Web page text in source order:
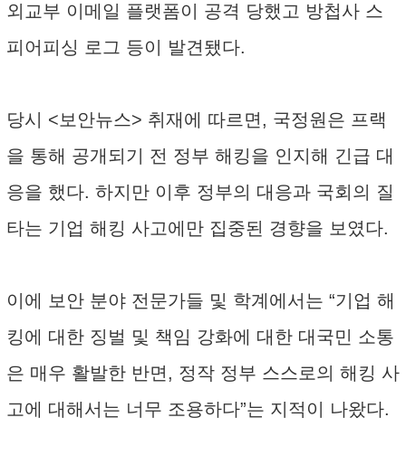
외교부 이메일 플랫폼이 공격 당했고 방첩사 스
피어피싱 로그 등이 발견됐다.
당시 <보안뉴스> 취재에 따르면, 국정원은 프랙
을 통해 공개되기 전 정부 해킹을 인지해 긴급 대
응을 했다. 하지만 이후 정부의 대응과 국회의 질
타는 기업 해킹 사고에만 집중된 경향을 보였다.
이에 보안 분야 전문가들 및 학계에서는 “기업 해
킹에 대한 징벌 및 책임 강화에 대한 대국민 소통
은 매우 활발한 반면, 정작 정부 스스로의 해킹 사
고에 대해서는 너무 조용하다”는 지적이 나왔다.